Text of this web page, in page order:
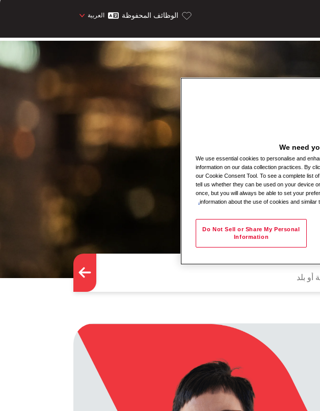
الوظائف المحفوظة العربية
We need
We use essential cookies to personalise and
information on our data collection practices. By
our Cookie Consent Tool. To see a complete list
tell us whether they can be used on your device
once, but you will always be able to set your
information about the use of cookies and similar
Do Not Sell or Share My Personal
Information